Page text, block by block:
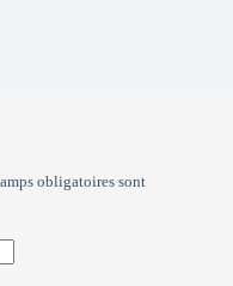
obligatoires sont